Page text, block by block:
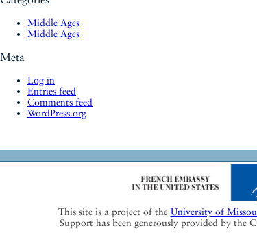
Middle Ages
Middle Ages
Meta
Log in
Entries feed
Comments feed
WordPress.org
This site is a project of the University of
Support has been generously provided by the